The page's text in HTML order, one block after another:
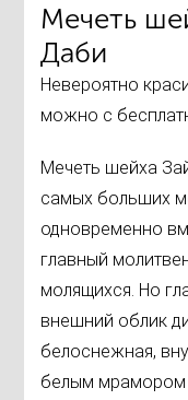
Мечеть
Даби
Невероятно
можно с
Мечеть шейха
самых больших
одновременно
главный
молящихся. Но
внешний облик
белоснежная,
белым мрамором